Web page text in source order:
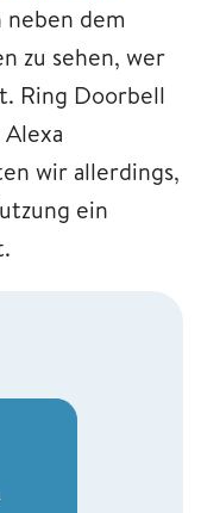
neben dem
zu sehen, wer
Ring Doorbell
wir allerdings,
ein